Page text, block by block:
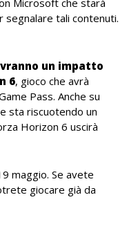
Microsoft che starà
tali contenuti.
un impatto
6, gioco che avrà
Pass. Anche su
sta riscuotendo un
Horizon 6 uscirà
maggio. Se avete
giocare già da